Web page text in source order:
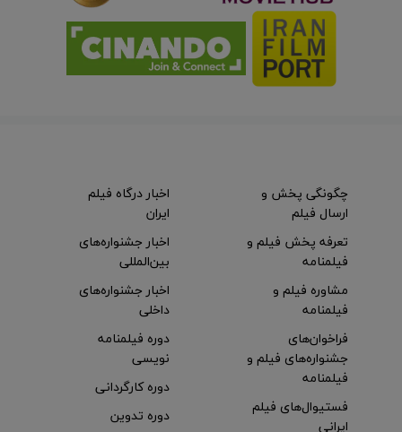
چگونگی پخش و
ارسال فیلم
تعرفه پخش فیلم و
فیلمنامه
مشاوره فیلم و
فیلمنامه
اخبار درگاه فیلم
ایران
اخبار جشنواره‌های
بین‌المللی
اخبار جشنواره‌های
داخلی
فراخوان‌های
جشنواره‌های فیلم و
فیلمنامه
فستیوال‌های فیلم
ایرانی
دوره فیلمنامه
نویسی
دوره کارگردانی
دوره تدوین